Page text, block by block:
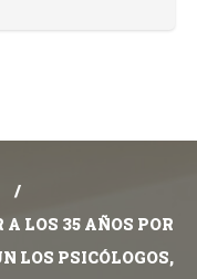
LOS 35 AÑOS POR
LOS PSICÓLOGOS,